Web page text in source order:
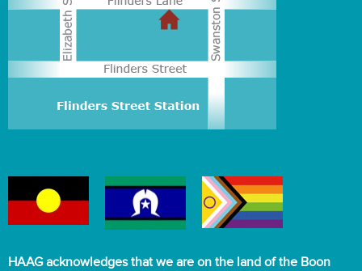
HAAG acknowledges that we are on the land of the Boon